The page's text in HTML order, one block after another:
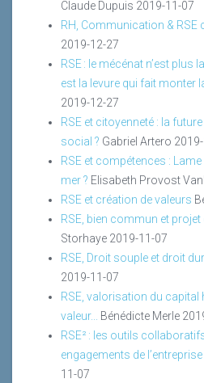
Claude Dupuis 2019-11-07
RH, Communication & RSE
2019-12-27
RSE : le mécénat n’est plus
est la levure qui fait monter
2019-12-27
RSE et citoyenneté : la
social ? Gabriel Artero
RSE et compétences :
mer ? Elisabeth Provost
RSE et création de valeurs
RSE, bien commun et projet
Storhaye 2019-11-07
RSE, Droit souple et droit dur…
2019-11-07
RSE, valorisation du capital
valeur...
Bénédicte Merle
RSE² : les outils
engagements de l’entreprise
11-07